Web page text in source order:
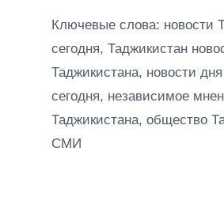
Ключевые слова: новости
сегодня, Таджикистан
Таджикистана, новости
сегодня, независимое
Таджикистана, общество
СМИ